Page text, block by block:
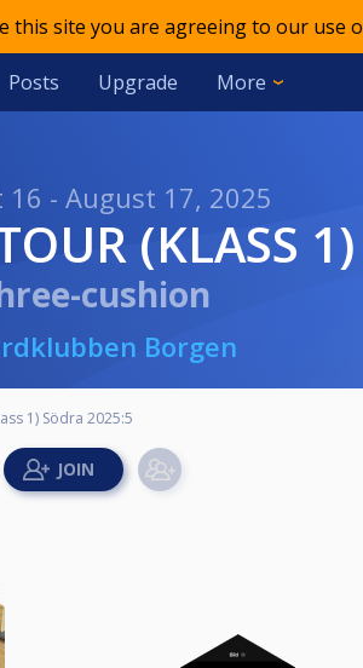
this site you are agreeing to our use
Posts Upgrade More
- August 17, 2025
(KLASS
cushion
Borgen
1) Södra 2025:5